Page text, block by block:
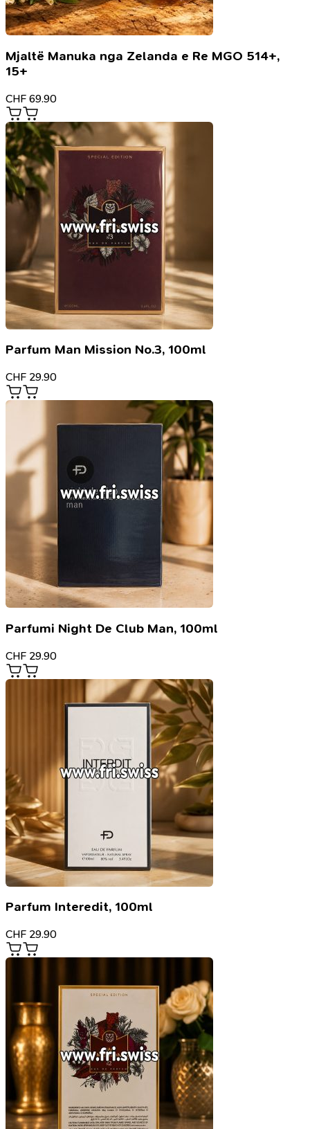
Mjaltë Manuka nga Zelanda e Re MGO 514+,
15+
CHF 69.90
Parfum Man Mission No.3, 100ml
CHF 29.90
Parfumi Night De Club Man, 100ml
CHF 29.90
Parfum Interedit, 100ml
CHF 29.90